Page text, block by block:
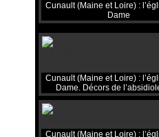
Cunault (Maine et Loire) :
Dame
Cunault (Maine et Loire) :
Dame. Décors de
Cunault (Maine et Loire) :